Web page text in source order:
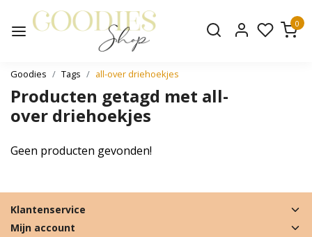
0
Goodies Tags all-over driehoekjes
Producten getagd met all-
over driehoekjes
Geen producten gevonden!
Klantenservice
Mijn account